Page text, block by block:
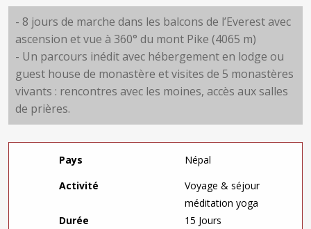
- 8 jours de marche dans les balcons de l’Everest avec
ascension et vue à 360° du mont Pike (4065 m)
- Un parcours inédit avec hébergement en lodge ou
guest house de monastère et visites de 5 monastères
vivants : rencontres avec les moines, accès aux salles
de prières.
Pays
Népal
Activité
Voyage & séjour
méditation yoga
Durée
15 Jours